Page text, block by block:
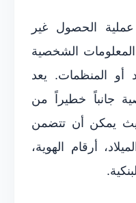
الحصول غير
الشخصية
أو المنظمات. يعد
جانباً خطيراً من
يمكن أن تتضمن
أرقام الهوية،